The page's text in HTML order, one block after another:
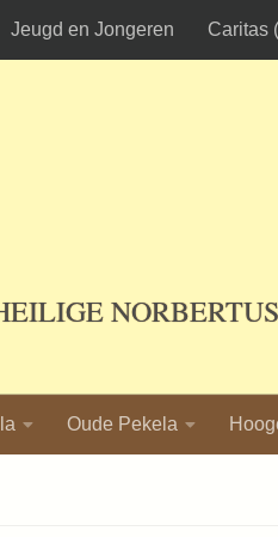
Jeugd en Jongeren Caritas
Oude Pekela